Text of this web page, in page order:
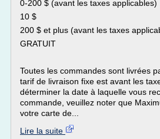
0-200 $ (avant les taxes applicables)
10 $
200 $ et plus (avant les taxes
GRATUIT
Toutes les commandes sont livrées
tarif de livraison fixe est avant les
déterminer la date à laquelle vous
commande, veuillez noter que
votre carte de...
Lire la suite